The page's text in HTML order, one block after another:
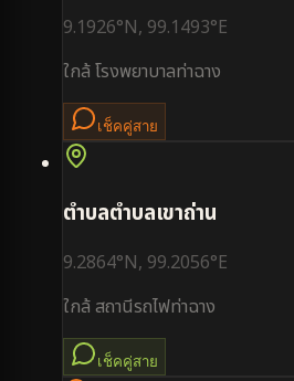
9.1926°N, 99.1493°E
ใกล้โรงพยาบาลท่าฉาง
เช็คคู่สาย
ตำบลตำบลเขาถ่าน
9.2864°N, 99.2056°E
ใกล้สถานีรถไฟท่าฉาง
เช็คคู่สาย